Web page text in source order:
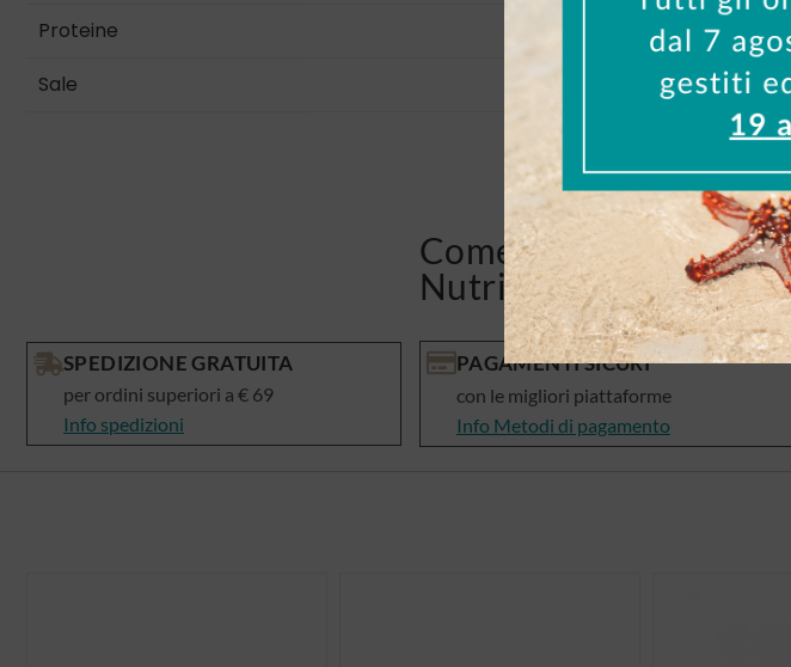
Proteine
Sale
Come valutano
Nutrishop
SPEDIZIONE GRATUITA
per ordini superiori a € 69
Info spedizioni
PAGAMENTI SICURI
con le migliori piattaforme
Info Metodi di pagamento